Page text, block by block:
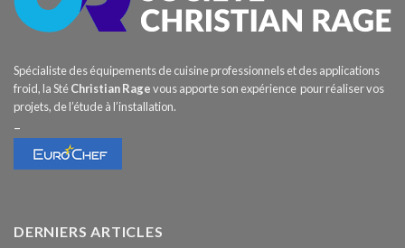
Spécialiste des équipements de cuisine professionnels et des applications
froid, la StéChristian Ragevous apporte son expérience pour réaliser vos
projets, de l’étude à l’installation.
–
DERNIERS ARTICLES